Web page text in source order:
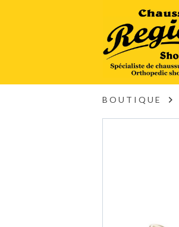
BOUTIQUE